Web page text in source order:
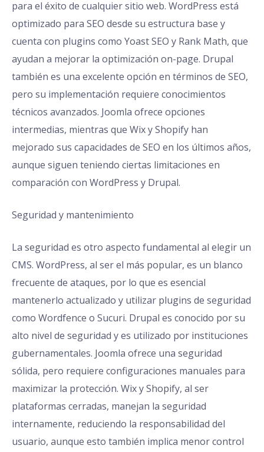
para el éxito de cualquier sitio web. WordPress está
optimizado para SEO desde su estructura base y
cuenta con plugins como Yoast SEO y Rank Math, que
ayudan a mejorar la optimización on-page. Drupal
también es una excelente opción en términos de SEO,
pero su implementación requiere conocimientos
técnicos avanzados. Joomla ofrece opciones
intermedias, mientras que Wix y Shopify han
mejorado sus capacidades de SEO en los últimos años,
aunque siguen teniendo ciertas limitaciones en
comparación con WordPress y Drupal.
Seguridad y mantenimiento
La seguridad es otro aspecto fundamental al elegir un
CMS. WordPress, al ser el más popular, es un blanco
frecuente de ataques, por lo que es esencial
mantenerlo actualizado y utilizar plugins de seguridad
como Wordfence o Sucuri. Drupal es conocido por su
alto nivel de seguridad y es utilizado por instituciones
gubernamentales. Joomla ofrece una seguridad
sólida, pero requiere configuraciones manuales para
maximizar la protección. Wix y Shopify, al ser
plataformas cerradas, manejan la seguridad
internamente, reduciendo la responsabilidad del
usuario, aunque esto también implica menor control